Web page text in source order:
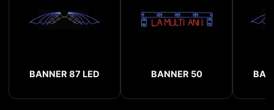
BANNER 87 LED BANNER 50